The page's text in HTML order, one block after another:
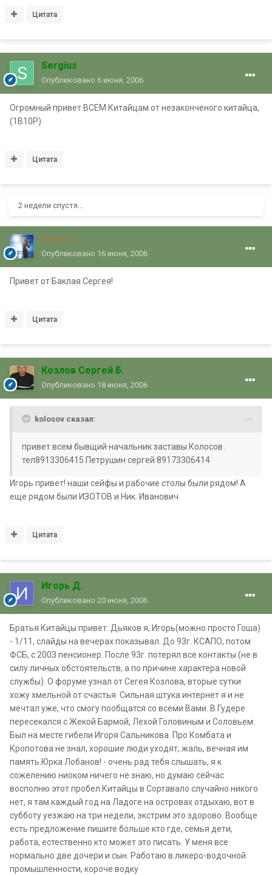
Цитата
Sergius
Опубликовано 6 июня, 2006
Огромный привет ВСЕМ Китайцам от незаконченого китайца,
(1В10Р)
Цитата
2 недели спустя...
Викка
Опубликовано 16 июня, 2006
Привет от Баклая Сергея!
Цитата
Козлов Сергей Б.
Опубликовано 18 июня, 2006
kolosov сказал:
привет всем бывщий начальник заставы Колосов .
тел8913306415 Петрушин сергей 89173306414
Игорь привет! наши сейфы и рабочие столы были рядом! А
еще рядом были ИЗОТОВ и Ник. Иванович
Цитата
Игорь Д.
Опубликовано 20 июня, 2006
Братья Китайцы привет. Дьяков я, Игорь(можно просто Гоша)
- 1/11, слайды на вечерах показывал. До 93г. КСАПО, потом
ФСБ, с 2003 пенсионер. После 93г. потерял все контакты (не в
силу личных обстоятельств, а по причине характера новой
службы). О форуме узнал от Сегея Козлова, вторые сутки
хожу хмельной от счастья. Сильная штука интернет я и не
мечтал уже, что смогу пообщатся со всеми Вами. В Гудере
пересекался с Жекой Бармой, Лехой Головиным и Соловьем.
Был на месте гибели Игоря Сальникова. Про Комбата и
Кропотова не знал, хорошие люди уходят, жаль, вечная им
память.Юрка Лобанов! - очень рад тебя слышать, я к
сожелению ниоком ничего не знаю, но думаю сейчас
восполню этот пробел.Китайцы в Сортавало случайно никого
нет, я там каждый год на Ладоге на островах отдыхаю, вот в
субботу уезжаю на три недели, экстрим это здорово. Вообще
есть предложение пишите больше кто где, семья дети,
работа, естественно кто может это писать. У меня все
нормально две дочери и сын. Работаю в ликеро-водочной
промышленности, короче водку